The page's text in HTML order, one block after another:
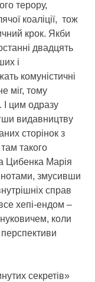
терору,
коаліції, тож
крок. Якби
двадцять
і
комуністичні
міг, тому
І цим одразу
видавництву
сторінок з
такого
Цибенка Марія
нотами, змусивши
справ
хепі-ендом –
коли
секретів»